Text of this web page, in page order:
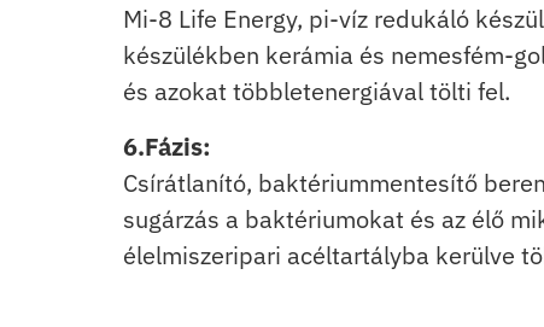
Mi-8 Life Energy, pi-víz redukáló
készülékben kerámia és nemesfém-
és azokat többletenergiával tölti fel.
6.Fázis:
Csírátlanító, baktériummentesítő
sugárzás a baktériumokat és az élő
élelmiszeripari acéltartályba kerülve